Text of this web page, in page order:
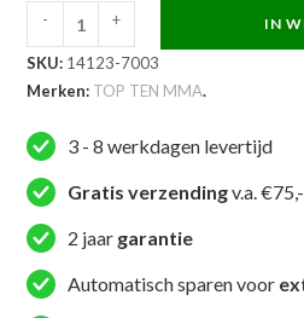
TEN
MMA
Rashguard
-
Power
Ink
-
Roze
- + IN
SKU: 14123-7003
Merken: TOP TEN MMA.
3 - 8 werkdagen levertijd
Gratis verzendingv.a.
2 jaar garantie
Automatisch sparen voor